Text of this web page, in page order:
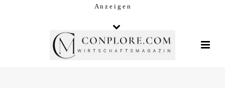
A n z e i g e n